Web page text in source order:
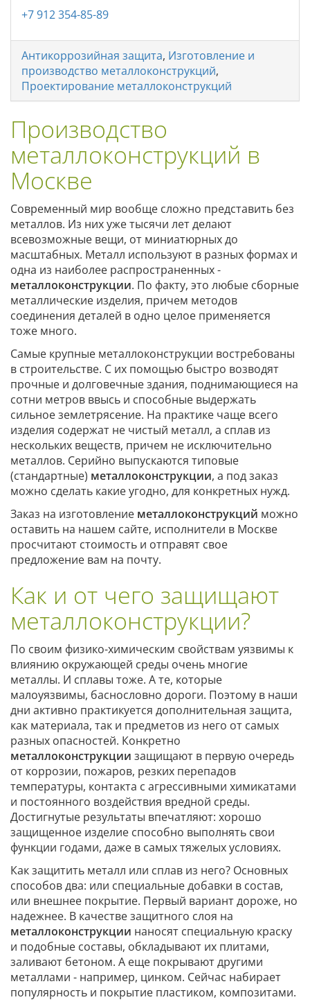
+7 912 354-85-89
Антикоррозийная защита, Изготовление и
производство металлоконструкций,
Проектирование металлоконструкций
Производство
металлоконструкций в
Москве
Современный мир вообще сложно представить без
металлов. Из них уже тысячи лет делают
всевозможные вещи, от миниатюрных до
масштабных. Металл используют в разных формах и
одна из наиболее распространенных -
металлоконструкции. По факту, это любые сборные
металлические изделия, причем методов
соединения деталей в одно целое применяется
тоже много.
Самые крупные металлоконструкции востребованы
в строительстве. С их помощью быстро возводят
прочные и долговечные здания, поднимающиеся на
сотни метров ввысь и способные выдержать
сильное землетрясение. На практике чаще всего
изделия содержат не чистый металл, а сплав из
нескольких веществ, причем не исключительно
металлов. Серийно выпускаются типовые
(стандартные) металлоконструкции, а под заказ
можно сделать какие угодно, для конкретных нужд.
Заказ на изготовление металлоконструкций можно
оставить на нашем сайте, исполнители в Москве
просчитают стоимость и отправят свое
предложение вам на почту.
Как и от чего защищают
металлоконструкции?
По своим физико-химическим свойствам уязвимы к
влиянию окружающей среды очень многие
металлы. И сплавы тоже. А те, которые
малоуязвимы, баснословно дороги. Поэтому в наши
дни активно практикуется дополнительная защита,
как материала, так и предметов из него от самых
разных опасностей. Конкретно
металлоконструкции защищают в первую очередь
от коррозии, пожаров, резких перепадов
температуры, контакта с агрессивными химикатами
и постоянного воздействия вредной среды.
Достигнутые результаты впечатляют: хорошо
защищенное изделие способно выполнять свои
функции годами, даже в самых тяжелых условиях.
Как защитить металл или сплав из него? Основных
способов два: или специальные добавки в состав,
или внешнее покрытие. Первый вариант дороже, но
надежнее. В качестве защитного слоя на
металлоконструкции наносят специальную краску
и подобные составы, обкладывают их плитами,
заливают бетоном. А еще покрывают другими
металлами - например, цинком. Сейчас набирает
популярность и покрытие пластиком, композитами.